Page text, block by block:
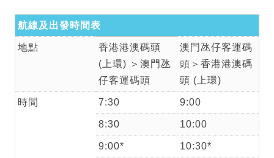
航線及出發時間表
地點
香港港澳碼頭
(上環) ＞澳門氹
仔客運碼頭
澳門氹仔客運碼
頭＞香港港澳碼
頭 (上環)
時間 7:30 9:00
8:30 10:00
9:00* 10:30*